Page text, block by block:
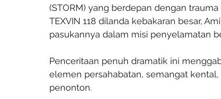
(STORM) yang berdepan dengan
TEXVIN 118 dilanda kebakaran besar,
pasukannya dalam misi penyelamatan
Penceritaan penuh dramatik ini
elemen persahabatan, semangat
penonton.